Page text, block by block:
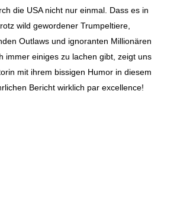
die USA nicht nur einmal. Dass es in
wild gewordener Trumpeltiere,
Outlaws und ignoranten Millionären
immer einiges zu lachen gibt, zeigt uns
mit ihrem bissigen Humor in diesem
Bericht wirklich par excellence!